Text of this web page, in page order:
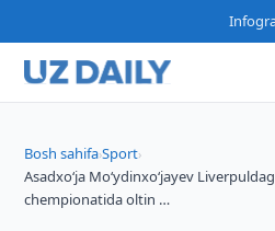
Bosh sahifa›Sport›
Asadxoʻja Moʻydinxoʻjayev
chempionatida oltin …